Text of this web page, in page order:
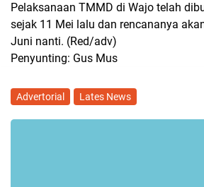
Pelaksanaan TMMD di Wajo telah
sejak 11 Mei lalu dan rencananya
Juni nanti. (Red/adv)
Penyunting: Gus Mus
Advertorial Lates News